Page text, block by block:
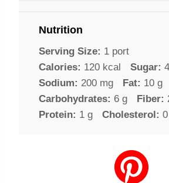
Nutrition
Serving Size: 1 port
Calories: 120 kcal Sugar:
Sodium: 200 mg Fat: 10 g
Carbohydrates: 6 g Fiber:
Protein: 1 g Cholesterol: